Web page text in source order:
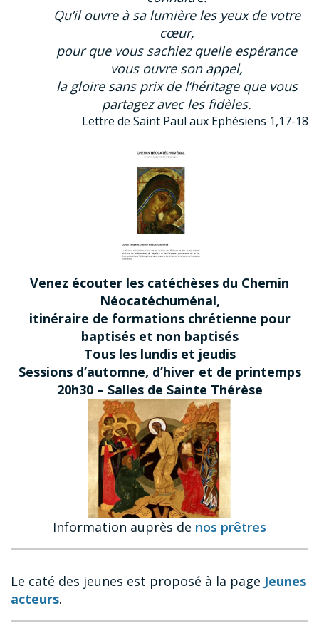
Qu’il ouvre à sa lumière les yeux de votre
cœur,
pour que vous sachiez quelle espérance
vous ouvre son appel,
la gloire sans prix de l’héritage que vous
partagez avec les fidèles.
Lettre de Saint Paul aux Ephésiens 1,17-18
Venez écouter les catéchèses du Chemin
Néocatéchuménal,
itinéraire de formations chrétienne pour
baptisés et non baptisés
Tous les lundis et jeudis
Sessions d’automne, d’hiver et de printemps
20h30 – Salles de Sainte Thérèse
Information auprès de nos prêtres
Le caté des jeunes est proposé à la page Jeunes
acteurs.